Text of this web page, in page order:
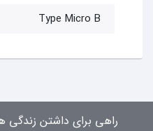
Type Micro B
راهی برای داشتن زندگی